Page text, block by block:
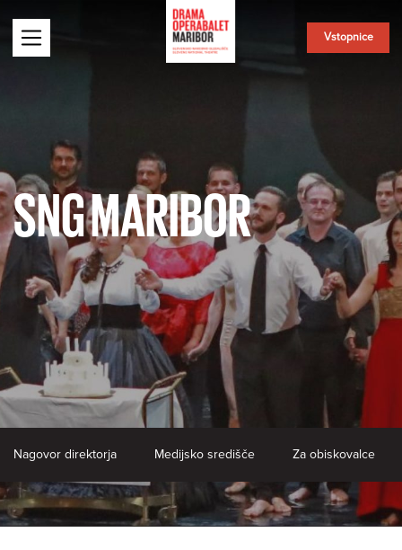
Vstopnice
SNG MARIBOR
Nagovor direktorja Medijsko središče Za obiskovalce